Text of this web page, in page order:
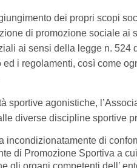
dei propri scopi
di promozione sociale ai
ai sensi della legge n. 524
i regolamenti, così come
sportive agonistiche,
diverse discipline sportive
incondizionatamente di
di Promozione Sportiva a